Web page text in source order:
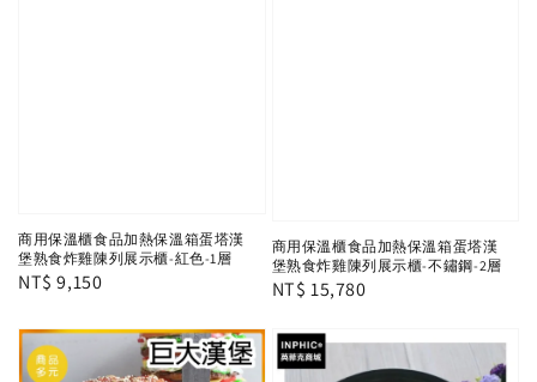
商用保溫櫃食品加熱保溫箱蛋塔漢
堡熟食炸雞陳列展示櫃-紅色-1層
Regular
NT$ 9,150
商用保溫櫃食品加熱保溫箱蛋塔漢
堡熟食炸雞陳列展示櫃-不鏽鋼-2層
Regular
NT$ 15,780